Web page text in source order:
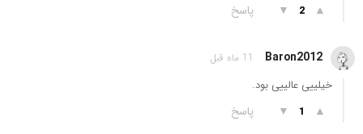
▲
2
▼ پاسخ
Baron2012 11 ماه قبل
خیلییی عالییی بود.
▲
1
▼ پاسخ